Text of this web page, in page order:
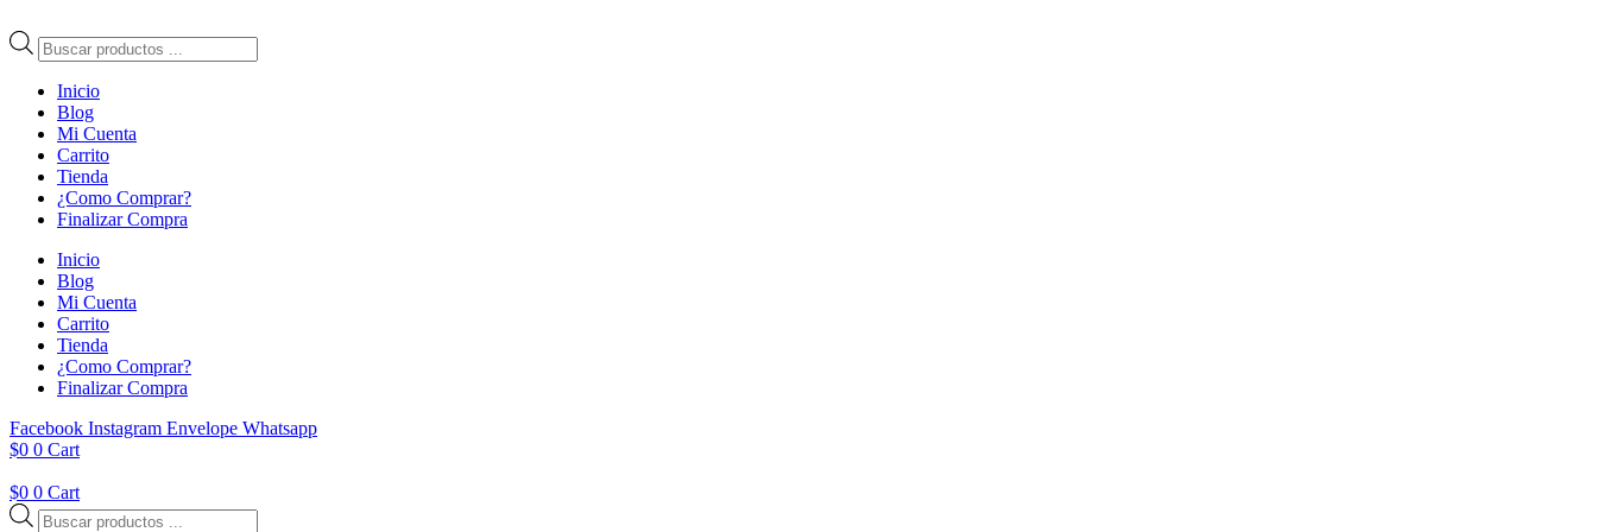
al
contenido
Búsqueda
de
productos
Inicio
Blog
Mi Cuenta
Carrito
Tienda
¿Como Comprar?
Finalizar Compra
Inicio
Blog
Mi Cuenta
Carrito
Tienda
¿Como Comprar?
Finalizar Compra
Facebook Instagram Envelope Whatsapp
$0 0 Cart
$0 0 Cart
Búsqueda